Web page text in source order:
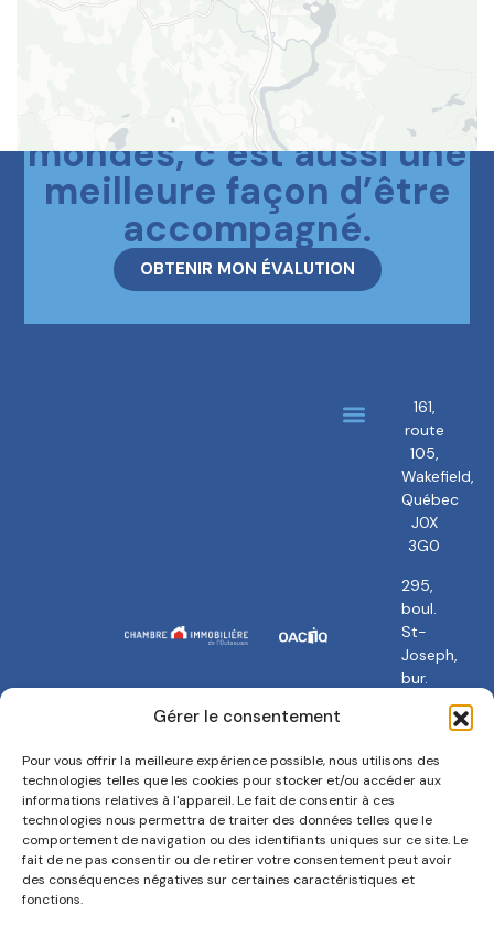
Gérer le consentement
Pour vous offrir la meilleure expérience possible, nous utilisons des
technologies telles que les cookies pour stocker et/ou accéder aux
informations relatives à l'appareil. Le fait de consentir à ces
technologies nous permettra de traiter des données telles que le
comportement de navigation ou des identifiants uniques sur ce site. Le
fait de ne pas consentir ou de retirer votre consentement peut avoir
des conséquences négatives sur certaines caractéristiques et
fonctions.
Le meilleur des deux
mondes, c’est aussi une
meilleure façon d’être
accompagné.
OBTENIR MON ÉVALUTION
161,
route
105,
Wakefield,
Québec
J0X
3G0
295,
boul.
St-
Joseph,
bur.
Gatineau,
J8Y